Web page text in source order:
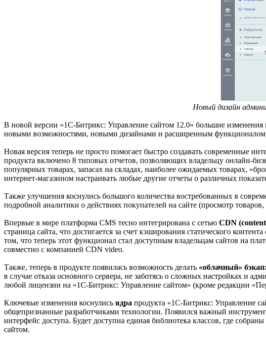
Новый дизайн
В новой версии «1С-Битрикс: Управление сайтом 12.0» большие изменения
новыми возможностями, новыми дизайнами и расширенным
Новая версия теперь не просто помогает быстро создавать современные
продукта включено 8 типовых отчетов, позволяющих владельцу онлайн-
популярных товарах, запасах на складах, наиболее ожидаемых товарах,
интернет-магазином настраивать любые другие отчеты о различных
Также улучшения коснулись большого количества востребованных в
подробной аналитики о действиях покупателей на сайте (просмотр
Впервые в мире платформа CMS тесно интегрирована с сетью CDN
страница сайта, что достигается за счет кэширования статического
том, что теперь этот функционал стал доступным владельцам сайтов на
совместно с компанией CDN video.
Также, теперь в продукте появилась возможность делать «облачный» бэкап:
в случае отказа основного сервера, не заботясь о сложных настройках и
любой лицензии на «1С-Битрикс: Управление сайтом» (кроме редакции
Ключевые изменения коснулись ядра продукта «1С-Битрикс: Управление
общепризнанные разработчиками технологии. Появился важный
интерфейс доступа. Будет доступна единая библиотека классов, где
сайтом.